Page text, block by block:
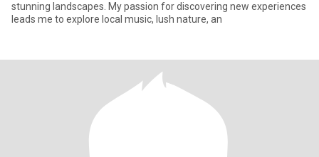
stunning landscapes. My passion for discovering new experiences
leads me to explore local music, lush nature, an